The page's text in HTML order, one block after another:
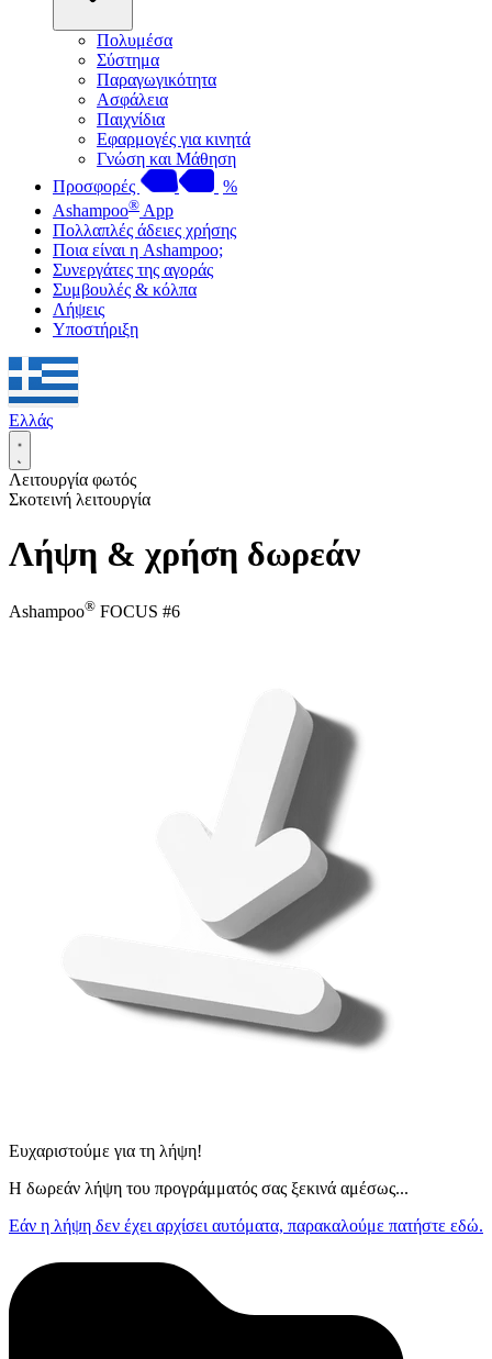
Πολυμέσα
Σύστημα
Παραγωγικότητα
Ασφάλεια
Παιχνίδια
Εφαρμογές για κινητά
Γνώση και Μάθηση
Προσφορές
%
Ashampoo® App
Πολλαπλές άδειες χρήσης
Ποια είναι η Ashampoo;
Συνεργάτες της αγοράς
Συμβουλές & κόλπα
Λήψεις
Υποστήριξη
Ελλάς
Λειτουργία φωτός
Σκοτεινή λειτουργία
Λήψη & χρήση δωρεάν
Ashampoo® FOCUS #6
Ευχαριστούμε για τη λήψη!
Η δωρεάν λήψη του προγράμματός σας ξεκινά αμέσως...
Εάν η λήψη δεν έχει αρχίσει αυτόματα, παρακαλούμε πατήστε εδώ.